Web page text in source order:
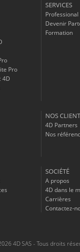
Pro
4D
SERVICES
Devenir
Formation
NOS
4D Partners
Nos
SOCIÉTÉ
A propos
4D dans le
Carrières
Contactez-
4D SAS - Tous droits